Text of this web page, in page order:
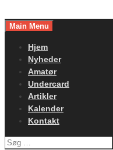
toMain Menu
Hjem
Nyheder
Amatør
Undercard
Artikler
Kalender
Kontakt
Søg